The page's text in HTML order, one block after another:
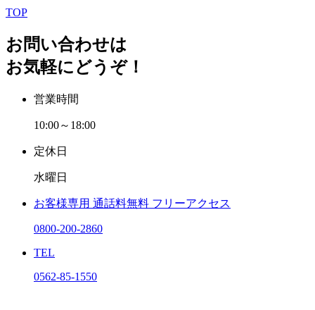
TOP
お問い合わせは
お気軽にどうぞ！
営業時間
10:00～18:00
定休日
水曜日
お客様専用 通話料無料 フリーアクセス
0800-200-2860
TEL
0562-85-1550